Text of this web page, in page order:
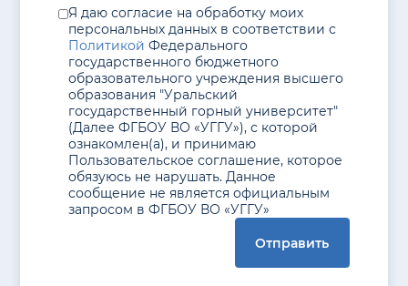
Я даю согласие на обработку моих
персональных данных в соответствии с
Политикой Федерального
государственного бюджетного
образовательного учреждения высшего
образования "Уральский
государственный горный университет"
(Далее ФГБОУ ВО «УГГУ»), с которой
ознакомлен(а), и принимаю
Пользовательское соглашение, которое
обязуюсь не нарушать. Данное
сообщение не является официальным
запросом в ФГБОУ ВО «УГГУ»
Отправить